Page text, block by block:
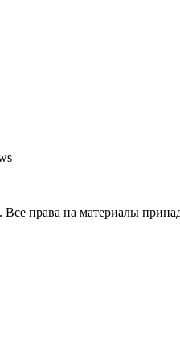
права на материалы